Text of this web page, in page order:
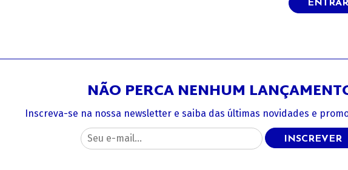
ENTRAR
NÃO PERCA NENHUM
Inscreva-se na nossa newsletter e saiba das últimas novidades e
INSCREVER